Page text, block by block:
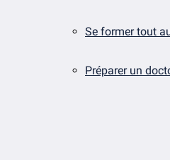
Se former tout
Préparer un